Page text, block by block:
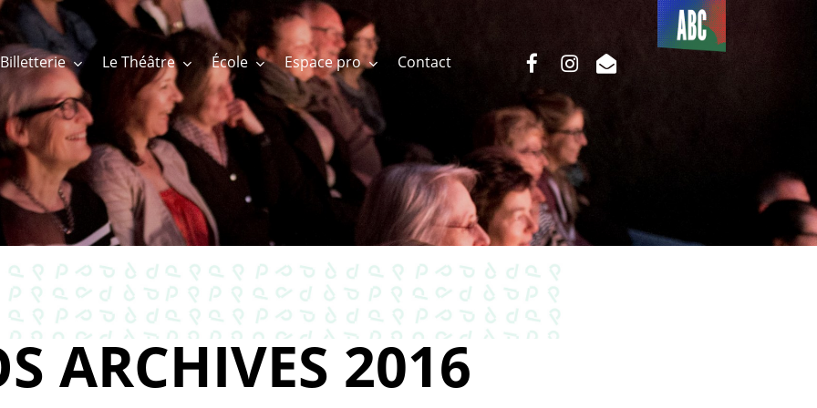
Billetterie Le Théâtre École Espace pro Contact
Du côté
de l’ABC
facebookinstagram
email
ARCHIVES 2016